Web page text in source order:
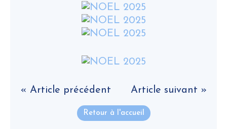
« Article précédent Article suivant »
Retour à l'accueil